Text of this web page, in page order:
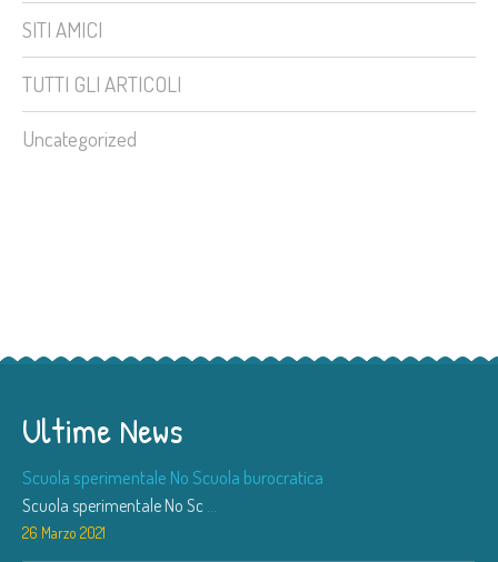
SITI AMICI
TUTTI GLI ARTICOLI
Uncategorized
Ultime News
Scuola sperimentale No Scuola burocratica
Scuola sperimentale No Sc ...
26 Marzo 2021